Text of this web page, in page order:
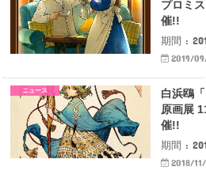
プロミ
催!!
期間 :
2019/
ニュース
白浜鴎
原画展
催!!
期間 :
2018/